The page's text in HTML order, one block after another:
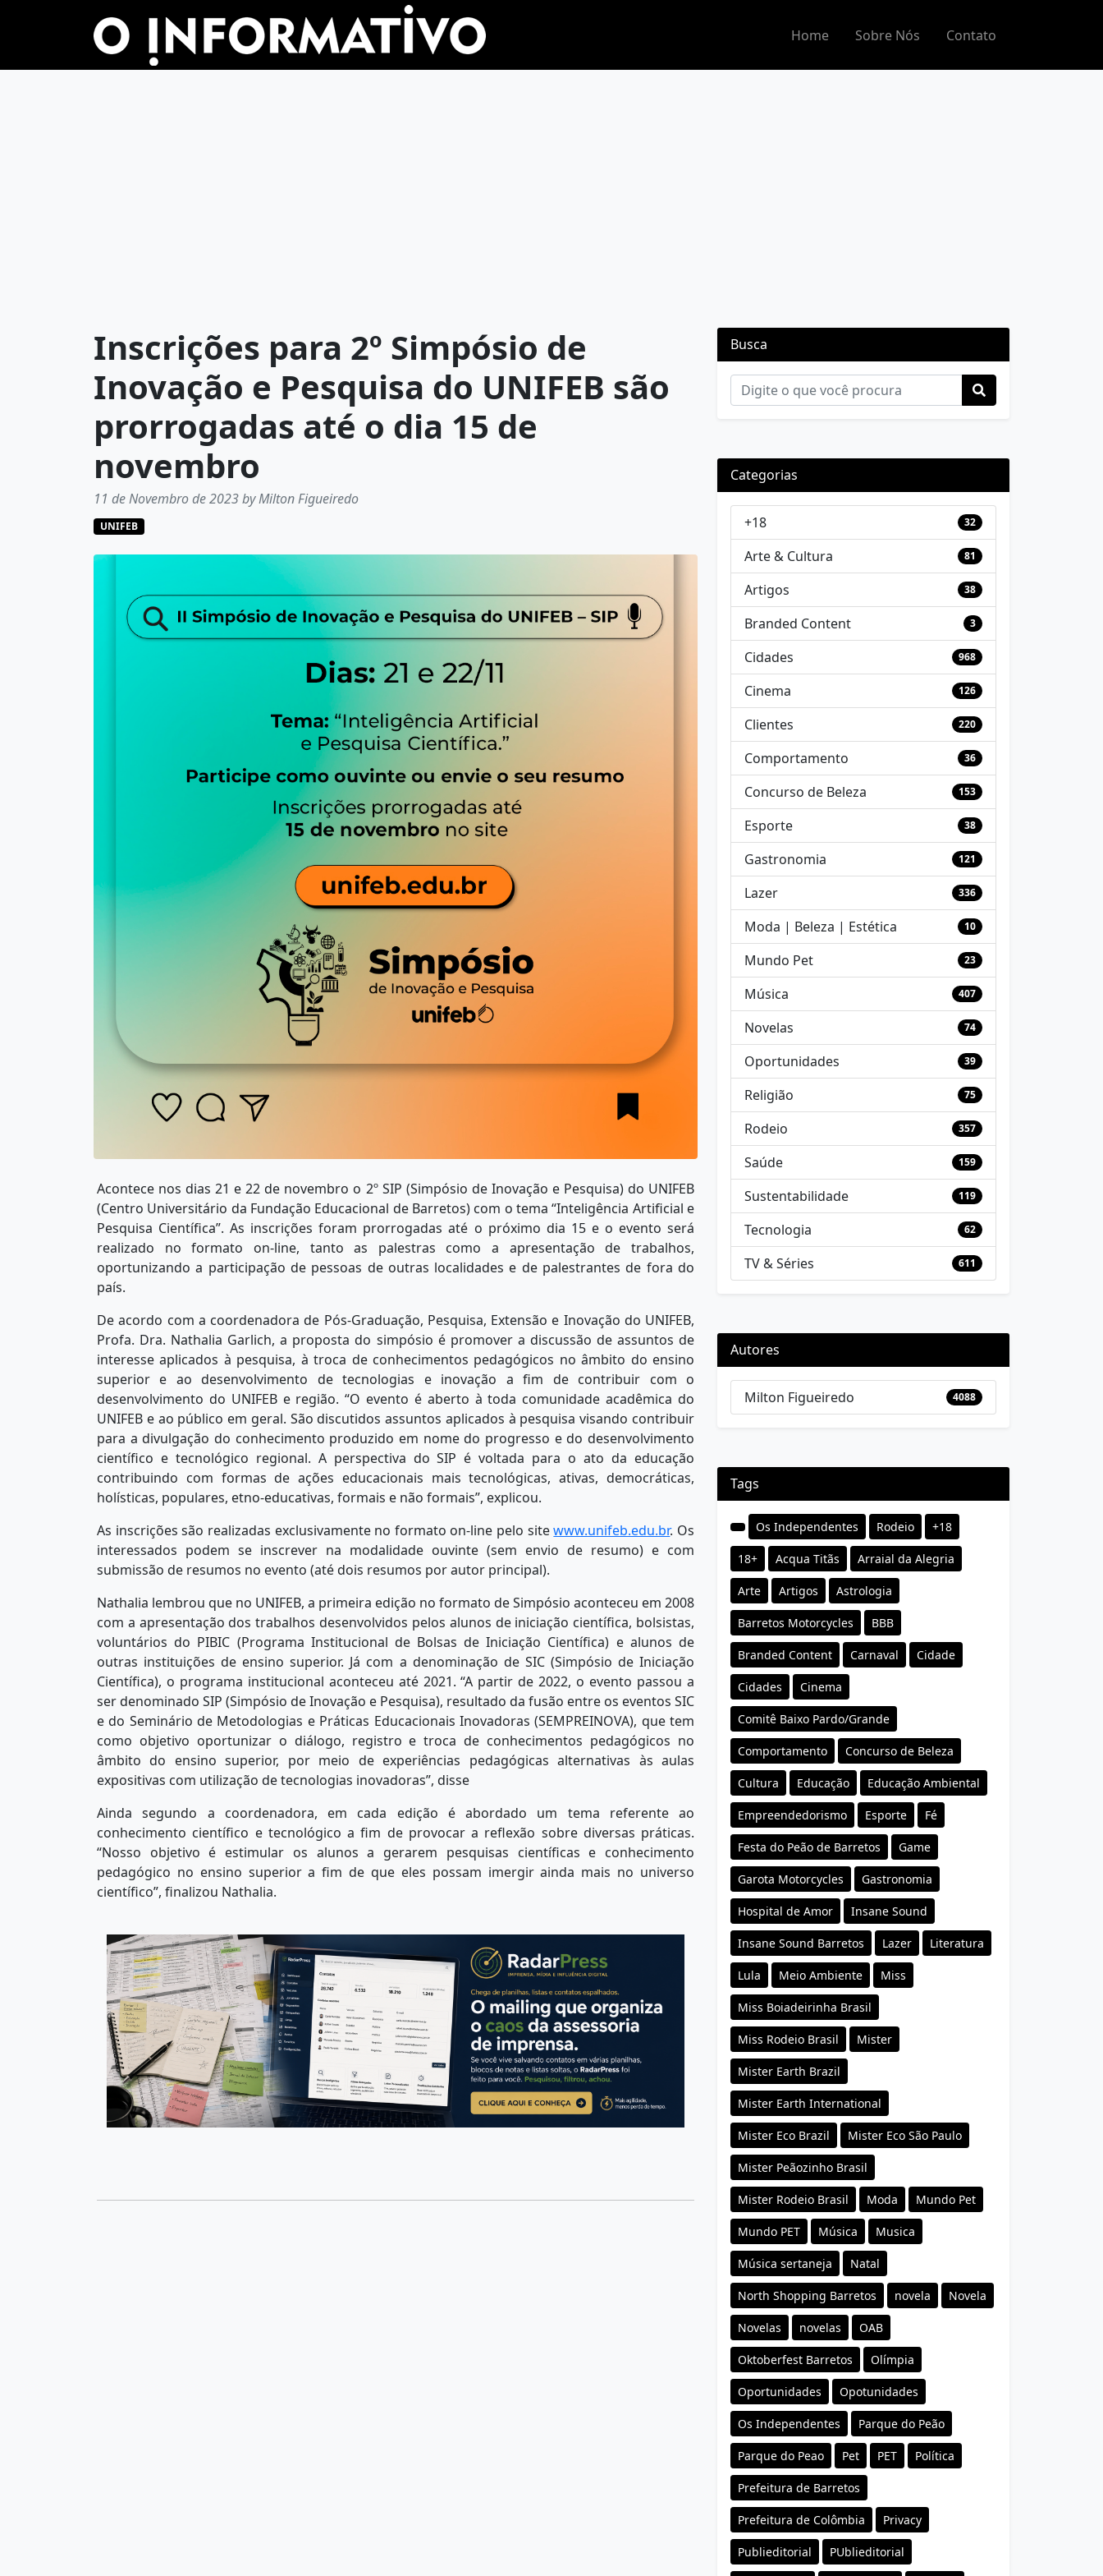
Home Sobre Nós Contato
Inscrições para 2º Simpósio de
Inovação e Pesquisa do UNIFEB são
prorrogadas até o dia 15 de
novembro
11 de Novembro de 2023 by Milton Figueiredo
UNIFEB
Acontece nos dias 21 e 22 de novembro o 2º SIP (Simpósio de Inovação e Pesquisa) do UNIFEB
(Centro Universitário da Fundação Educacional de Barretos) com o tema “Inteligência Artificial e
Pesquisa Científica”. As inscrições foram prorrogadas até o próximo dia 15 e o evento será
realizado no formato on-line, tanto as palestras como a apresentação de trabalhos,
oportunizando a participação de pessoas de outras localidades e de palestrantes de fora do
país.
De acordo com a coordenadora de Pós-Graduação, Pesquisa, Extensão e Inovação do UNIFEB,
Profa. Dra. Nathalia Garlich, a proposta do simpósio é promover a discussão de assuntos de
interesse aplicados à pesquisa, à troca de conhecimentos pedagógicos no âmbito do ensino
superior e ao desenvolvimento de tecnologias e inovação a fim de contribuir com o
desenvolvimento do UNIFEB e região. “O evento é aberto à toda comunidade acadêmica do
UNIFEB e ao público em geral. São discutidos assuntos aplicados à pesquisa visando contribuir
para a divulgação do conhecimento produzido em nome do progresso e do desenvolvimento
científico e tecnológico regional. A perspectiva do SIP é voltada para o ato da educação
contribuindo com formas de ações educacionais mais tecnológicas, ativas, democráticas,
holísticas, populares, etno-educativas, formais e não formais”, explicou.
As inscrições são realizadas exclusivamente no formato on-line pelo sitewww.unifeb.edu.br. Os
interessados podem se inscrever na modalidade ouvinte (sem envio de resumo) e com
submissão de resumos no evento (até dois resumos por autor principal).
Nathalia lembrou que no UNIFEB, a primeira edição no formato de Simpósio aconteceu em 2008
com a apresentação dos trabalhos desenvolvidos pelos alunos de iniciação científica, bolsistas,
voluntários do PIBIC (Programa Institucional de Bolsas de Iniciação Científica) e alunos de
outras instituições de ensino superior. Já com a denominação de SIC (Simpósio de Iniciação
Científica), o programa institucional aconteceu até 2021. “A partir de 2022, o evento passou a
ser denominado SIP (Simpósio de Inovação e Pesquisa), resultado da fusão entre os eventos SIC
e do Seminário de Metodologias e Práticas Educacionais Inovadoras (SEMPREINOVA), que tem
como objetivo oportunizar o diálogo, registro e troca de conhecimentos pedagógicos no
âmbito do ensino superior, por meio de experiências pedagógicas alternativas às aulas
expositivas com utilização de tecnologias inovadoras”, disse
Ainda segundo a coordenadora, em cada edição é abordado um tema referente ao
conhecimento científico e tecnológico a fim de provocar a reflexão sobre diversas práticas.
“Nosso objetivo é estimular os alunos a gerarem pesquisas científicas e conhecimento
pedagógico no ensino superior a fim de que eles possam imergir ainda mais no universo
científico”, finalizou Nathalia.
Busca
Categorias
+18 32
Arte & Cultura 81
Artigos 38
Branded Content 3
Cidades 968
Cinema 126
Clientes 220
Comportamento 36
Concurso de Beleza 153
Esporte 38
Gastronomia 121
Lazer 336
Moda | Beleza | Estética 10
Mundo Pet 23
Música 407
Novelas 74
Oportunidades 39
Religião 75
Rodeio 357
Saúde 159
Sustentabilidade 119
Tecnologia 62
TV & Séries 611
Autores
Milton Figueiredo 4088
Tags
Os Independentes Rodeio +18
18+ Acqua Titãs Arraial da Alegria
Arte Artigos Astrologia
Barretos Motorcycles BBB
Branded Content Carnaval Cidade
Cidades Cinema
Comitê Baixo Pardo/Grande
Comportamento Concurso de Beleza
Cultura Educação Educação Ambiental
Empreendedorismo Esporte Fé
Festa do Peão de Barretos Game
Garota Motorcycles Gastronomia
Hospital de Amor Insane Sound
Insane Sound Barretos Lazer Literatura
Lula Meio Ambiente Miss
Miss Boiadeirinha Brasil
Miss Rodeio Brasil Mister
Mister Earth Brazil
Mister Earth International
Mister Eco Brazil Mister Eco São Paulo
Mister Peãozinho Brasil
Mister Rodeio Brasil Moda Mundo Pet
Mundo PET Música Musica
Música sertaneja Natal
North Shopping Barretos novela Novela
Novelas novelas OAB
Oktoberfest Barretos Olímpia
Oportunidades Opotunidades
Os Independentes Parque do Peão
Parque do Peao Pet PET Política
Prefeitura de Barretos
Prefeitura de Colômbia Privacy
Publieditorial PUblieditorial